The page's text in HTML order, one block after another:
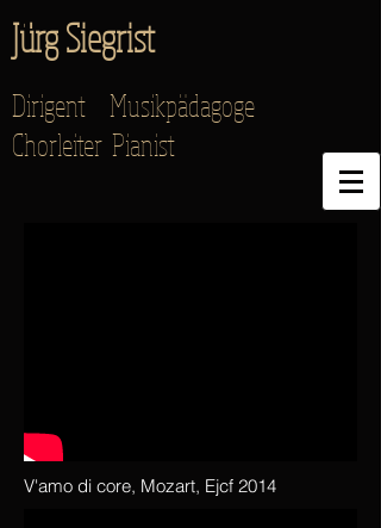
Jürg Siegrist
Dirigent Musikpädagoge
Chorleiter Pianist
V'amo di core, Mozart, Ejcf 2014